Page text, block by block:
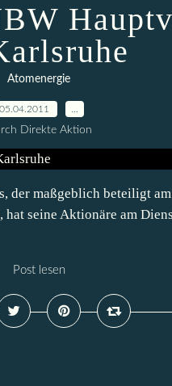
Atomenergie
05.04.2011
Direkte Aktion
der maßgeblich beteiligt
seine Aktionäre am
Post lesen